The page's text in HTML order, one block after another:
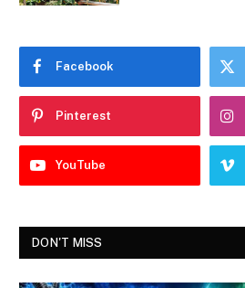
Facebook
Pinterest
YouTube
DON'T MISS